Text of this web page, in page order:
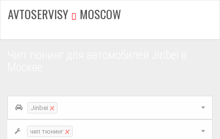
AVTOSERVISY MOSCOW
Jinbei ×
чип тюнинг ×